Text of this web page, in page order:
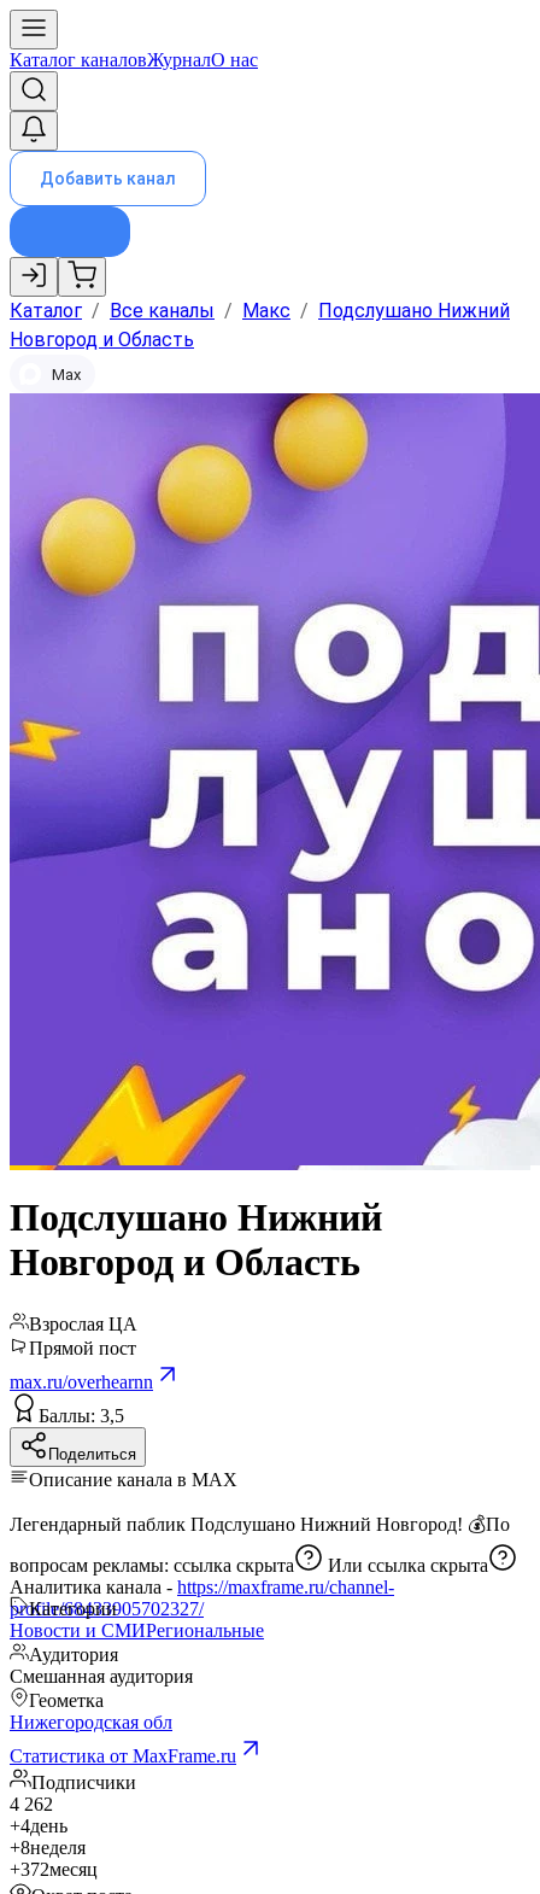
Каталог каналовЖурналО нас
Добавить канал
Каталог / Все каналы / Макс / Подслушано Нижний
Новгород и Область
Max
Подслушано Нижний
Новгород и Область
Взрослая ЦА
Прямой пост
max.ru/overhearnn
Баллы: 3,5
Поделиться
Описание канала в MAX
Легендарный паблик Подслушано Нижний Новгород! 💰По
вопросам рекламы: ссылка скрыта Или ссылка скрыта
Аналитика канала - https://maxframe.ru/channel-
profile/68433905702327/
Категории
Новости и СМИРегиональные
Аудитория
Смешанная аудитория
Геометка
Нижегородская обл
Статистика от MaxFrame.ru
Подписчики
4 262
+4день
+8неделя
+372месяц